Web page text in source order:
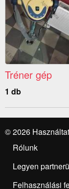
Tréner gép
1 db
© 2026
Rólunk
Legyen
Felhasználási